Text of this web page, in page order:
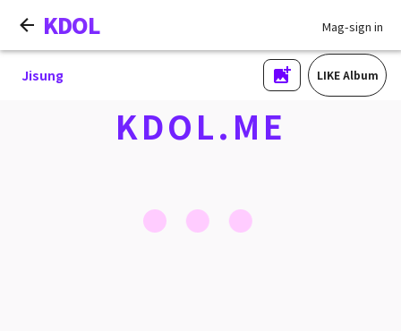
KDOL Mag-sign in
Jisung LIKE Album
KDOL.ME